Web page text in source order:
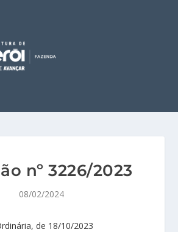
nº 3226/2023
08/02/2024
de 18/10/2023